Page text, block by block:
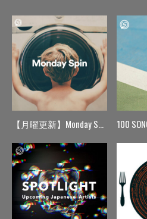
【月曜更新】Monday Spin 100